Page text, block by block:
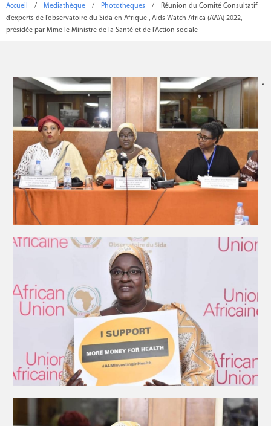
Accueil / Mediathèque / Phototheques /
Réunion du Comité Consultatif
d’experts de l’observatoire du Sida en Afrique , Aids Watch Africa (AWA) 2022,
présidée par Mme le Ministre de la Santé et de l’Action sociale